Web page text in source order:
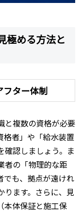
極める方法と
フター体制
と複数の資格が必要
格者」や「給水装置
確認しましょう。ま
者の「物理的な距
でも、拠点が遠けれ
ります。さらに、見
本体保証と施工保